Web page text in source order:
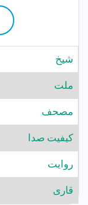
شيخ
ملت
مصحف
کیفیت صدا
روايت
قارى